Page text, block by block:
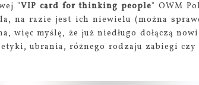
"VIP card for thinking people" OWM
na razie jest ich niewielu (można
więc myślę, że już niedługo dołączą
ubrania, różnego rodzaju zabiegi czy